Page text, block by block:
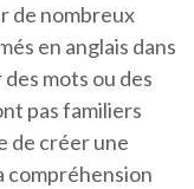
de nombreux
en anglais dans
mots ou des
pas familiers
de créer une
compréhension